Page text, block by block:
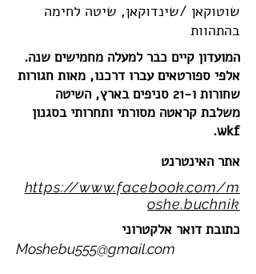
שוטוקאן /שינדוקאן, שיטה לחימה
בהתהוות
המועדון קיים כבר למעלה מחמישים שנה.
אלפי ספורטאים עברו דרכנו, מאות חגורות
שחורות ו-21 סניפים בארץ, השיטה
משלבת קראטה מסורתי ותחרותי בסגנון
wkf.
אתר האינטרנט
https://www.facebook.com/m
oshe.buchnik
כתובת דואר אלקטרוני
Moshebu555@gmail.com